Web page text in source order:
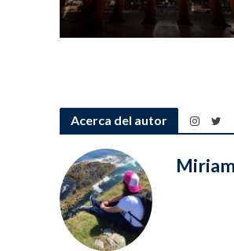
Acerca del autor
Miriam